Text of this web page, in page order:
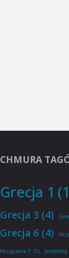
CHMURA
Grecja 1
Grecja 3 (4)
Grecja 6 (4)
Hiszpania 2 (1)